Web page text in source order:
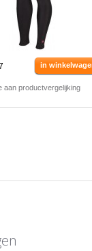
in
aan productvergelijking